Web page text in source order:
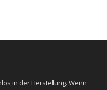
in der Herstellung. Wenn